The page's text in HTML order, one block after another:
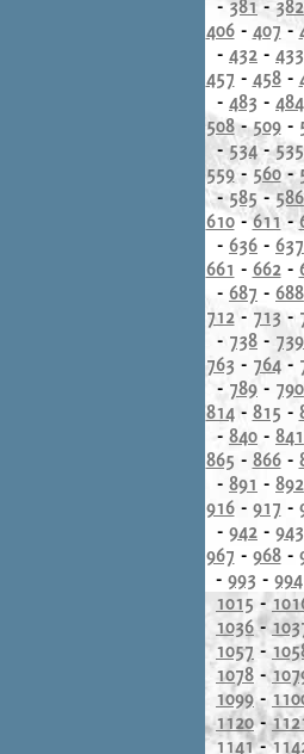
- 381 - 382
406- 407-
- 432 - 433
457 - 458-
- 483 - 484
508-509-
- 534 -535
559- 560-
-585 -586
610-611 -
- 636 - 637
661 - 662-
- 687 - 688
712- 713-
- 738 - 739
763 - 764-
- 789 - 790
814- 815 -
- 840 - 841
865 - 866-
- 891 - 892
916- 917 -
- 942 - 943
967 - 968-
- 993 - 994
1015 -
1036-
1057 -
1078 -
1099-
1120-
1141-